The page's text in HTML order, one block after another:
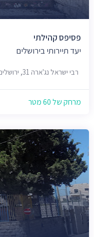
פסיפס קהילתי
יעד תיירותי בירושלים
רבי ישראל נג'ארה 31, ירושלים
מרחק של 60 מטר